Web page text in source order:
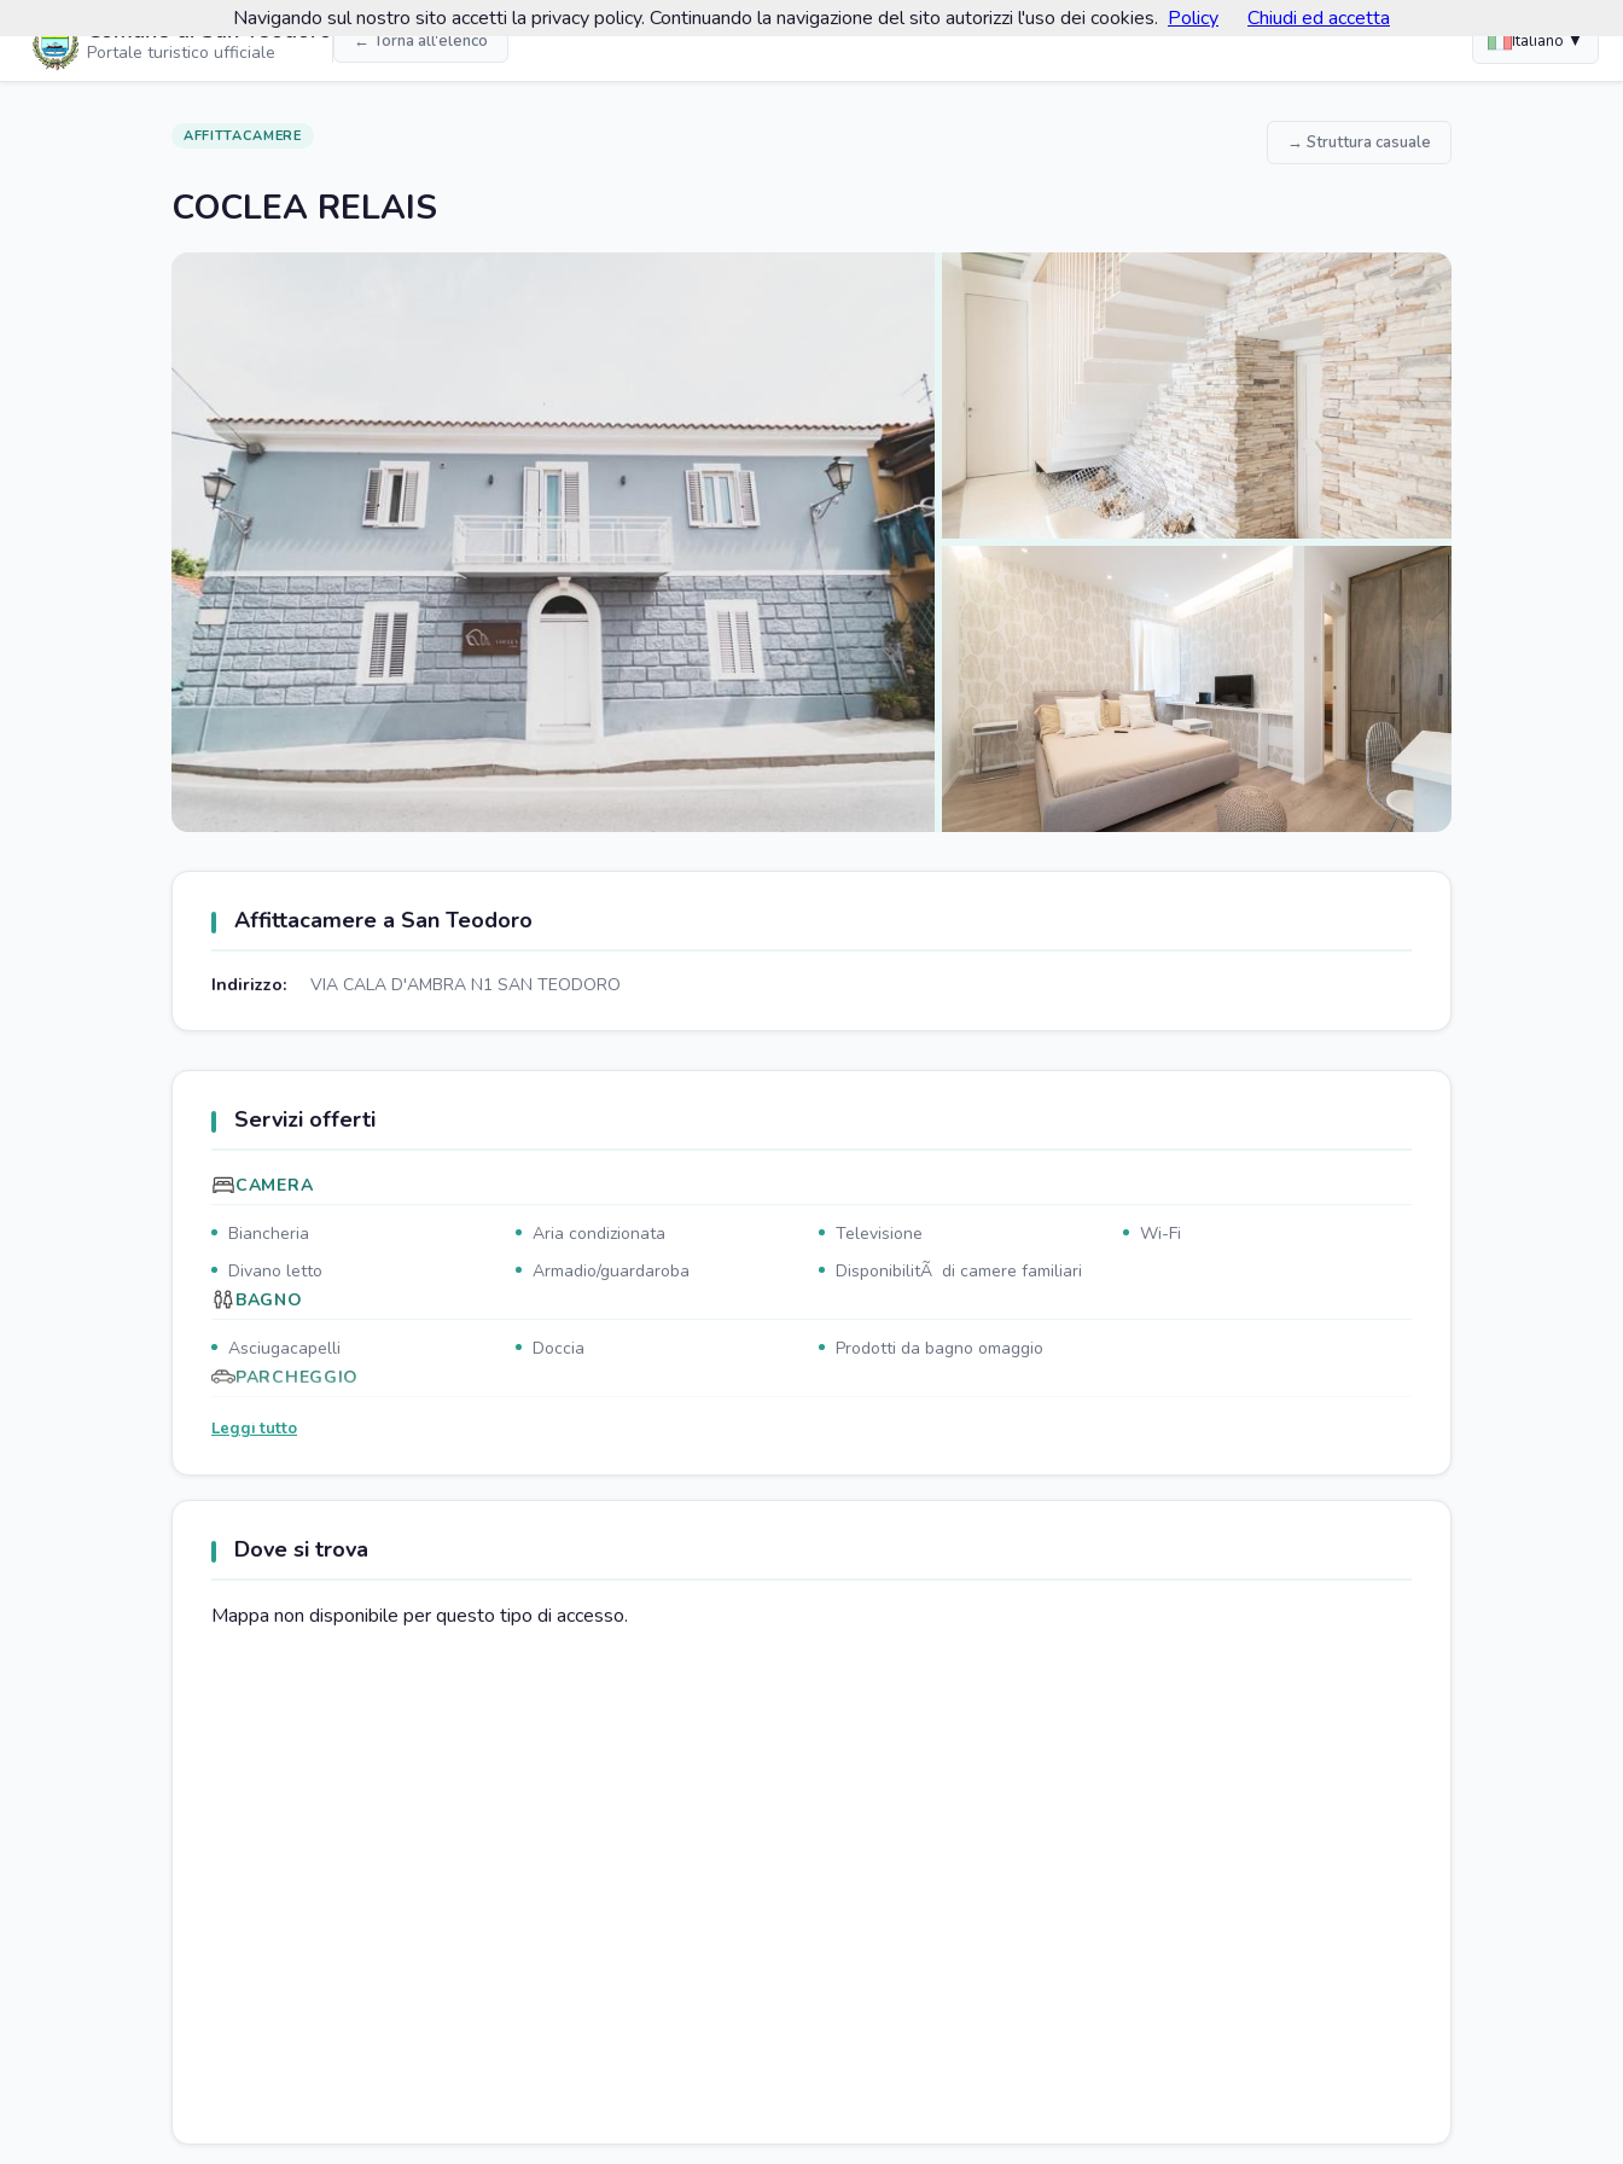
Comune di San Teodoro
Portale turistico ufficiale
← Torna all'elenco Italiano ▼
AFFITTACAMERE → Struttura casuale
COCLEA RELAIS
Affittacamere a San Teodoro
Indirizzo: VIA CALA D'AMBRA N1 SAN TEODORO
Servizi offerti
CAMERA
Biancheria Aria condizionata Televisione
Wi-Fi
Divano letto
Armadio/guardaroba
DisponibilitÃ di camere familiari
BAGNO
Asciugacapelli Doccia
Prodotti da bagno omaggio
PARCHEGGIO
Parcheggio pubblico gratuito nelle
RISTORAZIONE
Leggi tutto
Dove si trova
Mappa non disponibile per questo tipo di accesso.
Navigando sul nostro sito accetti la privacy policy. Continuando la navigazione del sito autorizzi l'uso dei cookies. Policy Chiudi ed accetta